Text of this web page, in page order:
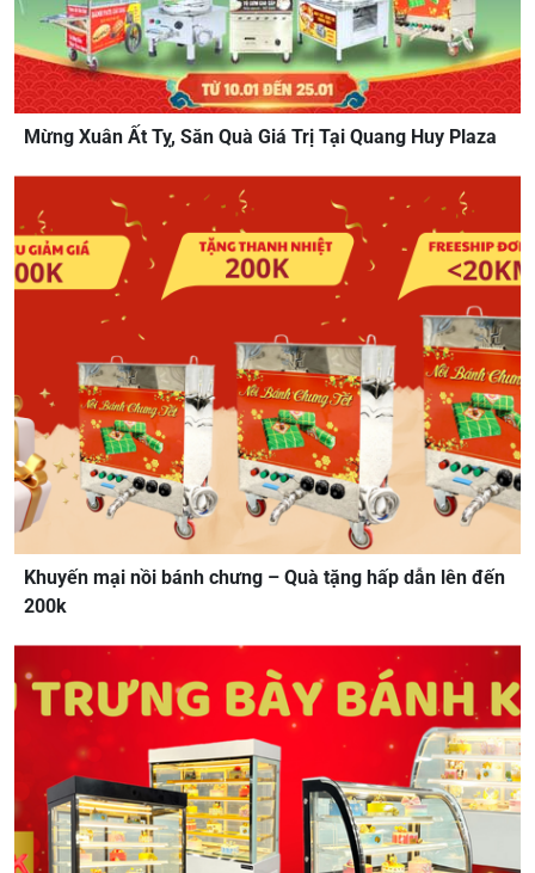
Mừng Xuân Ất Tỵ, Săn Quà Giá Trị Tại Quang Huy Plaza
Khuyến mại nồi bánh chưng – Quà tặng hấp dẫn lên đến
200k